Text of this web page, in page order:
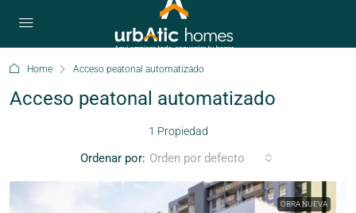
Home Acceso peatonal automatizado
Acceso peatonal automatizado
1 Propiedad
Ordenar por: Orden por defecto
OBRA NUEVA